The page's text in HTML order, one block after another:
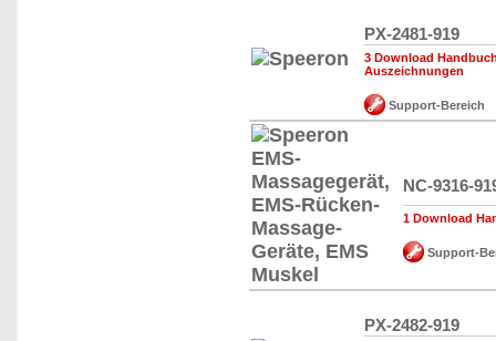
PX-2481-919
3 Download
Auszeichnungen
Support-Bereich
NC-9316-
1 Download
Support-
PX-2482-919